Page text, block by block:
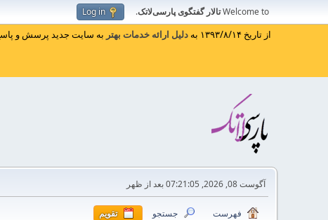
Welcome toتالار گفتگوی پارسی‌لاتک.
Log in
از تاریخ ۱۳۹۳/۸/۱۴ به دلیل ارائه خدمات بهتر به سایت جدید پرسش و
آگوست 08, 2026, 07:21:05 بعد از ظهر
فهرست جستجو تقویم